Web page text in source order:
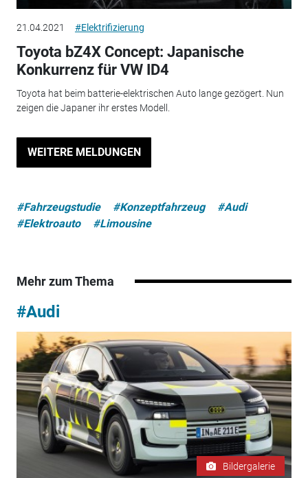
21.04.2021 #Elektrifizierung
Toyota bZ4X Concept: Japanische
Konkurrenz für VW ID4
Toyota hat beim batterie-elektrischen Auto lange gezögert. Nun
zeigen die Japaner ihr erstes Modell.
WEITERE MELDUNGEN
#Fahrzeugstudie #Konzeptfahrzeug
#Audi
#Elektroauto
#Limousine
Mehr zum Thema
#Audi
Bildergalerie